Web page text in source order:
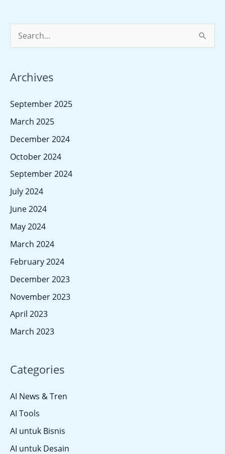
r
c
o
r
:
Archives
September 2025
March 2025
December 2024
October 2024
September 2024
July 2024
June 2024
May 2024
March 2024
February 2024
December 2023
November 2023
April 2023
March 2023
Categories
AI News & Tren
AI Tools
AI untuk Bisnis
AI untuk Desain